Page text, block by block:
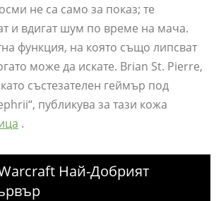
не са само за показ; те
и вдигат шум по време на мача.
функция, на която също липсват
може да искате. Brian St. Pierre,
състезателен геймър под
публикува за тази кожа
.
Най-Добрият